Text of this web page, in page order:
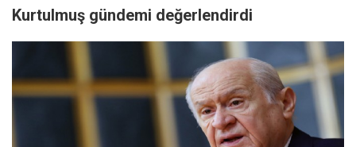
Kurtulmuş gündemi değerlendirdi